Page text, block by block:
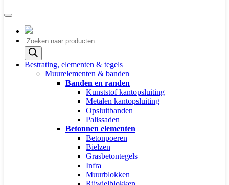
Producten
zoeken
Bestrating, elementen & tegels
Muurelementen & banden
Banden en randen
Kunststof kantopsluiting
Metalen kantopsluiting
Opsluitbanden
Palissaden
Betonnen elementen
Betonpoeren
Bielzen
Grasbetontegels
Infra
Muurblokken